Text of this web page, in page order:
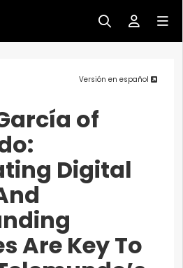
Versión en español
of
Digital
Are Key To